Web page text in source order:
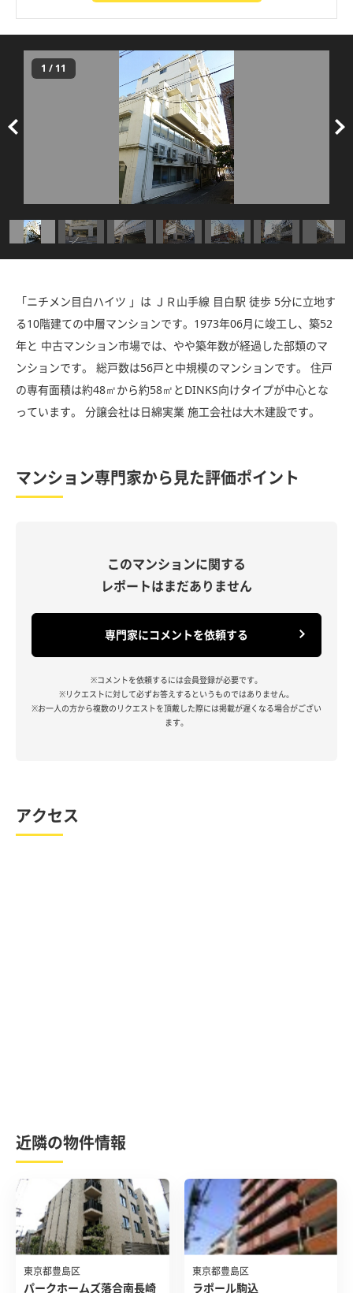
1 / 11
「ニチメン目白ハイツ 」は ＪＲ山手線 目白駅 徒歩 5分に立地す
る10階建ての中層マンションです。1973年06月に竣工し、築52
年と 中古マンション市場では、やや築年数が経過した部類のマ
ンションです。 総戸数は56戸と中規模のマンションです。 住戸
の専有面積は約48㎡から約58㎡とDINKS向けタイプが中心とな
っています。 分譲会社は日綿実業 施工会社は大木建設です。
マンション専門家から見た評価ポイント
このマンションに関する
レポートはまだありません
専門家にコメントを依頼する
※コメントを依頼するには会員登録が必要です。
※リクエストに対して必ずお答えするというものではありません。
※お一人の方から複数のリクエストを頂戴した際には掲載が遅くなる場合がござい
ます。
アクセス
近隣の物件情報
東京都豊島区
パークホームズ落合南長崎
東京都豊島区
ラポール駒込